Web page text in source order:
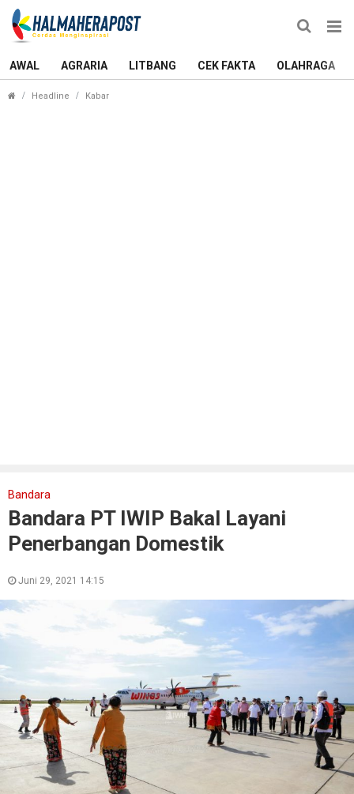
AWAL AGRARIA LITBANG CEK FAKTA OLAHRAGA
Headline Kabar
Bandara
Bandara PT IWIP Bakal Layani
Penerbangan Domestik
Juni 29, 2021 14:15